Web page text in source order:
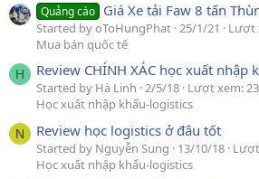
Quảng cáo Giá Xe tải Faw 8 tấn
Started by oToHungPhat 25/1/21
Lượt
Mua bán quốc tế
H Review CHÍNH XÁC học xuất nhập
Started by Hà Linh 2/5/18 Lượt xem:
Học xuất nhập khẩu-logistics
N Review học logistics ở đâu tốt
Started by Nguyễn Sung 13/10/18
Học xuất nhập khẩu-logistics